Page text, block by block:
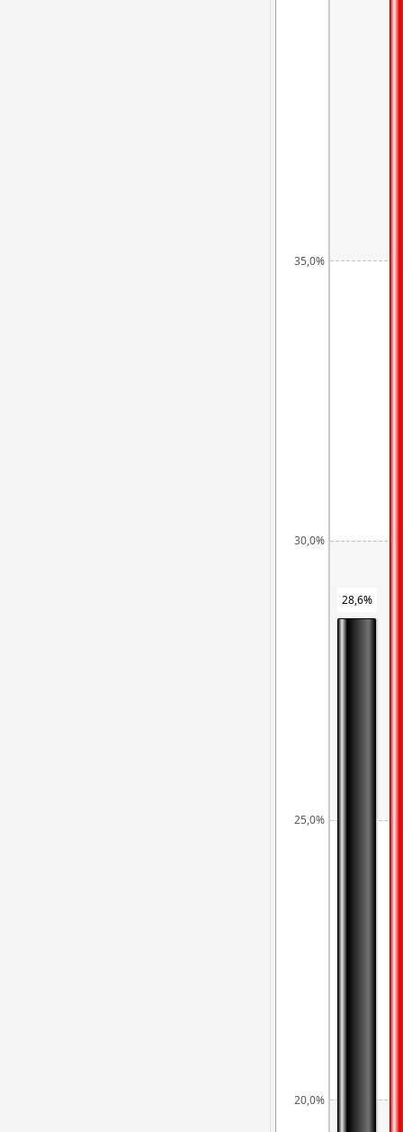
20,0%
25,0%
30,0%
35,0%
28,6%